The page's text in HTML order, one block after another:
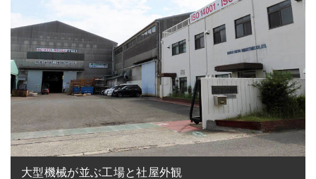
大型機械が並ぶ工場と社屋外観